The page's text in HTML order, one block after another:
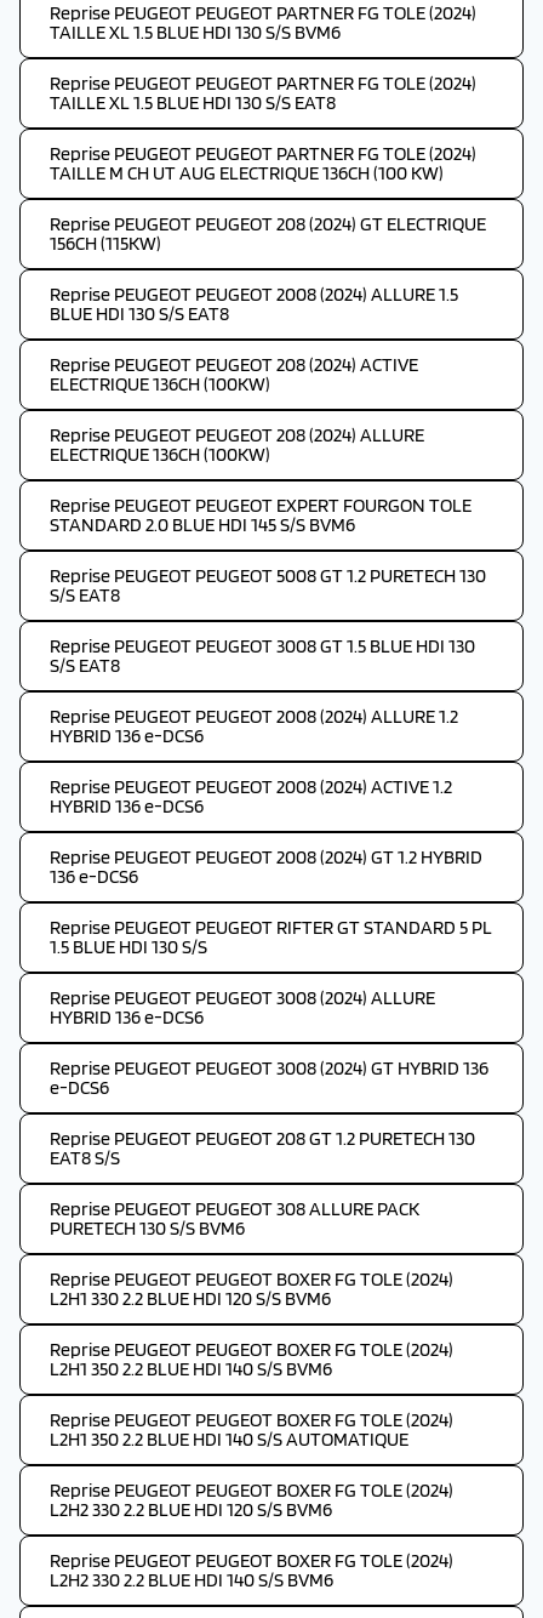
Reprise PEUGEOT PEUGEOT PARTNER FG TOLE (2024)
TAILLE XL 1.5 BLUE HDI 130 S/S BVM6
Reprise PEUGEOT PEUGEOT PARTNER FG TOLE (2024)
TAILLE XL 1.5 BLUE HDI 130 S/S EAT8
Reprise PEUGEOT PEUGEOT PARTNER FG TOLE (2024)
TAILLE M CH UT AUG ELECTRIQUE 136CH (100 KW)
Reprise PEUGEOT PEUGEOT 208 (2024) GT ELECTRIQUE
156CH (115KW)
Reprise PEUGEOT PEUGEOT 2008 (2024) ALLURE 1.5
BLUE HDI 130 S/S EAT8
Reprise PEUGEOT PEUGEOT 208 (2024) ACTIVE
ELECTRIQUE 136CH (100KW)
Reprise PEUGEOT PEUGEOT 208 (2024) ALLURE
ELECTRIQUE 136CH (100KW)
Reprise PEUGEOT PEUGEOT EXPERT FOURGON TOLE
STANDARD 2.0 BLUE HDI 145 S/S BVM6
Reprise PEUGEOT PEUGEOT 5008 GT 1.2 PURETECH 130
S/S EAT8
Reprise PEUGEOT PEUGEOT 3008 GT 1.5 BLUE HDI 130
S/S EAT8
Reprise PEUGEOT PEUGEOT 2008 (2024) ALLURE 1.2
HYBRID 136 e-DCS6
Reprise PEUGEOT PEUGEOT 2008 (2024) ACTIVE 1.2
HYBRID 136 e-DCS6
Reprise PEUGEOT PEUGEOT 2008 (2024) GT 1.2 HYBRID
136 e-DCS6
Reprise PEUGEOT PEUGEOT RIFTER GT STANDARD 5 PL
1.5 BLUE HDI 130 S/S
Reprise PEUGEOT PEUGEOT 3008 (2024) ALLURE
HYBRID 136 e-DCS6
Reprise PEUGEOT PEUGEOT 3008 (2024) GT HYBRID 136
e-DCS6
Reprise PEUGEOT PEUGEOT 208 GT 1.2 PURETECH 130
EAT8 S/S
Reprise PEUGEOT PEUGEOT 308 ALLURE PACK
PURETECH 130 S/S BVM6
Reprise PEUGEOT PEUGEOT BOXER FG TOLE (2024)
L2H1 330 2.2 BLUE HDI 120 S/S BVM6
Reprise PEUGEOT PEUGEOT BOXER FG TOLE (2024)
L2H1 350 2.2 BLUE HDI 140 S/S BVM6
Reprise PEUGEOT PEUGEOT BOXER FG TOLE (2024)
L2H1 350 2.2 BLUE HDI 140 S/S AUTOMATIQUE
Reprise PEUGEOT PEUGEOT BOXER FG TOLE (2024)
L2H2 330 2.2 BLUE HDI 120 S/S BVM6
Reprise PEUGEOT PEUGEOT BOXER FG TOLE (2024)
L2H2 330 2.2 BLUE HDI 140 S/S BVM6